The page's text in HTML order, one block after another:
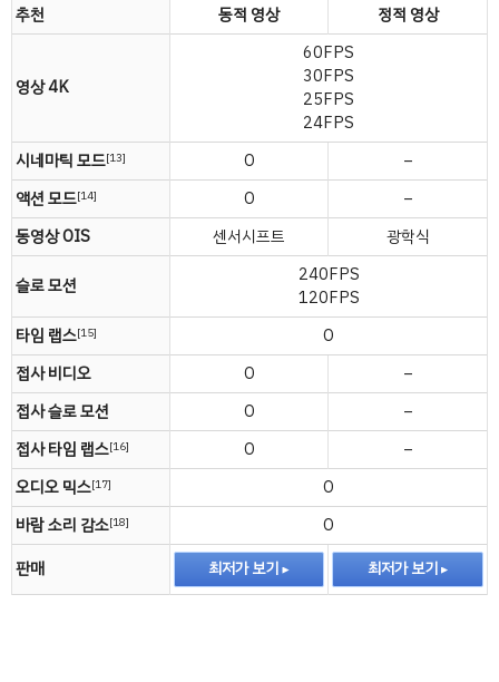
추천 동적 영상 정적 영상
영상 4K
60FPS
30FPS
25FPS
24FPS
시네마틱 모드[13] O
–
액션 모드[14] O
–
동영상 OIS
센서시프트
광학식
슬로 모션
240FPS
120FPS
타임 랩스[15]
O
접사 비디오
O
–
접사 슬로 모션
O
–
접사 타임 랩스[16] O
–
오디오 믹스[17]
O
바람 소리 감소[18]
O
판매
최저가 보기 최저가 보기